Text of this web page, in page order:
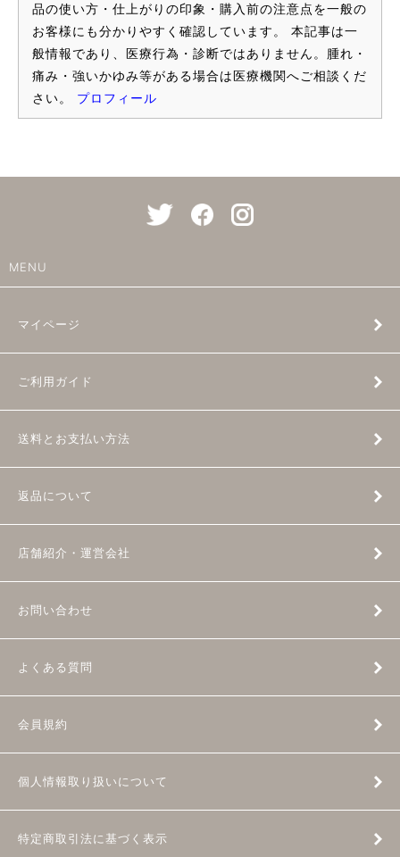
品の使い方・仕上がりの印象・購入前の注意点を一般の
お客様にも分かりやすく確認しています。 本記事は一
般情報であり、医療行為・診断ではありません。腫れ・
痛み・強いかゆみ等がある場合は医療機関へご相談くだ
さい。 プロフィール
MENU
マイページ
ご利用ガイド
送料とお支払い方法
返品について
店舗紹介・運営会社
お問い合わせ
よくある質問
会員規約
個人情報取り扱いについて
特定商取引法に基づく表示